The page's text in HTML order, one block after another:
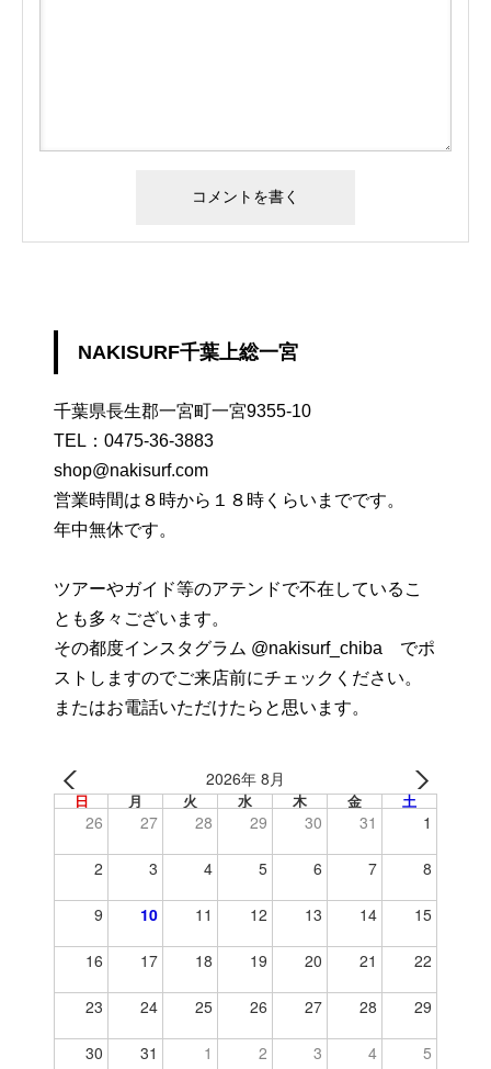
NAKISURF千葉上総一宮
千葉県長生郡一宮町一宮9355-10
TEL： 0475-36-3883
shop@nakisurf.com
営業時間は８時から１８時くらいまでです。
年中無休です。
ツアーやガイド等のアテンドで不在しているこ
とも多々ございます。
その都度インスタグラム @nakisurf_chiba でポ
ストしますのでご来店前にチェックください。
またはお電話いただけたらと思います。
2026年 8月
日 月 火 水 木 金 土
26 27 28 29 30 31 1
2 3 4 5 6 7 8
9 10 11 12 13 14 15
16 17 18 19 20 21 22
23 24 25 26 27 28 29
30 31 1 2 3 4 5